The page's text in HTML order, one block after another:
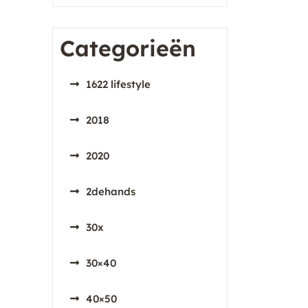
Categorieën
1622 lifestyle
2018
2020
2dehands
30x
30×40
40×50